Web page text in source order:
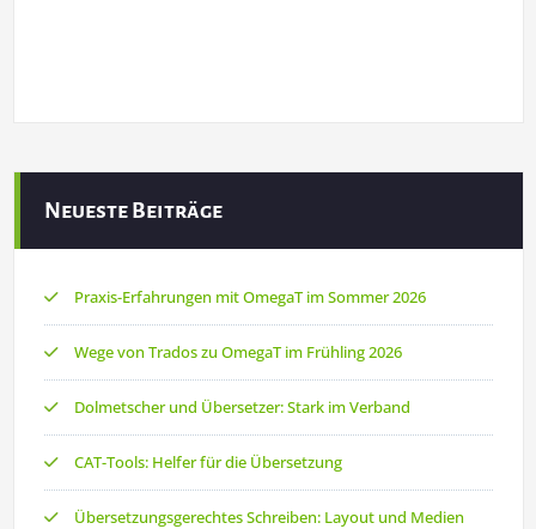
Neueste Beiträge
Praxis-Erfahrungen mit OmegaT im Sommer 2026
Wege von Trados zu OmegaT im Frühling 2026
Dolmetscher und Übersetzer: Stark im Verband
CAT-Tools: Helfer für die Übersetzung
Übersetzungsgerechtes Schreiben: Layout und Medien